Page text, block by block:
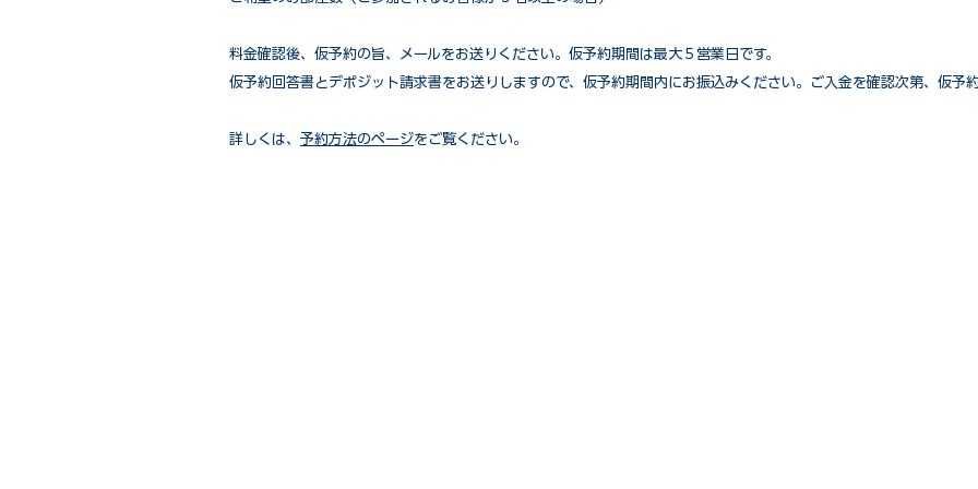
​料金確認後、仮予約の旨、メールをお送りください。仮予約期間は最大５営業日です。
仮予約回答書とデポジット請求書をお送りしますので、仮予約期間内にお振込みください。ご入金を確認次第、仮予
詳しくは、 予約方法のページをご覧ください。